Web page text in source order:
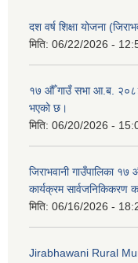
दश वर्ष शिक्षा योजना
मिति: 06/22/2026 -
१७ औँ गाउँ सभा आ.ब.
भएको छ।
मिति: 06/20/2026 -
जिराभवानी गाउँपालिका
कार्यक्रम सार्वजनिकिकरण
मिति: 06/16/2026 -
Jirabhawani Rural